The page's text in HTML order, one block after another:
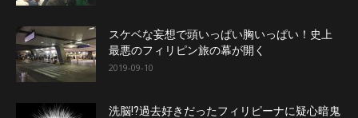
スケベな妄想で頭いっぱい胸いっぱい！史上
最悪のフィリピン旅の幕が開く
2019-09-10
洗脳!?過去好きだったフィリピーナに疑心暗鬼